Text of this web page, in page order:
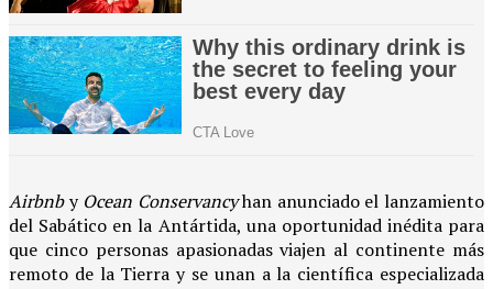
Airbnby Ocean Conservancyhan anunciado el lanzamiento
del Sabático en la Antártida, una oportunidad inédita para
que cinco personas apasionadas viajen al continente más
remoto de la Tierra y se unan a la científica especializada